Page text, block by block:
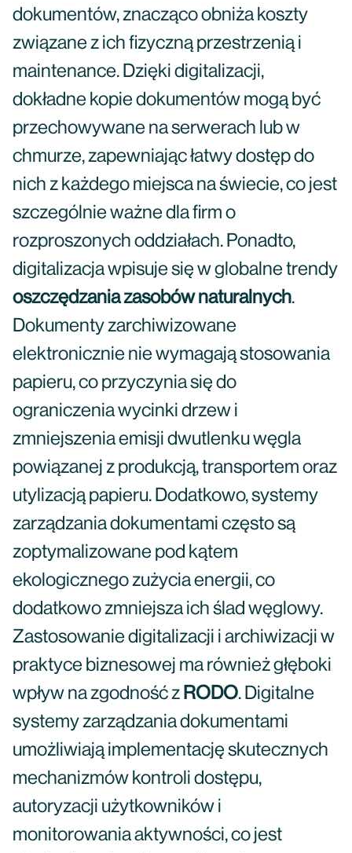
dokumentów, znacząco obniża koszty
związane z ich fizyczną przestrzenią i
maintenance. Dzięki digitalizacji,
dokładne kopie dokumentów mogą być
przechowywane na serwerach lub w
chmurze, zapewniając łatwy dostęp do
nich z każdego miejsca na świecie, co jest
szczególnie ważne dla firm o
rozproszonych oddziałach. Ponadto,
digitalizacja wpisuje się w globalne trendy
oszczędzania zasobów naturalnych.
Dokumenty zarchiwizowane
elektronicznie nie wymagają stosowania
papieru, co przyczynia się do
ograniczenia wycinki drzew i
zmniejszenia emisji dwutlenku węgla
powiązanej z produkcją, transportem oraz
utylizacją papieru. Dodatkowo, systemy
zarządzania dokumentami często są
zoptymalizowane pod kątem
ekologicznego zużycia energii, co
dodatkowo zmniejsza ich ślad węglowy.
Zastosowanie digitalizacji i archiwizacji w
praktyce biznesowej ma również głęboki
wpływ na zgodność z RODO. Digitalne
systemy zarządzania dokumentami
umożliwiają implementację skutecznych
mechanizmów kontroli dostępu,
autoryzacji użytkowników i
monitorowania aktywności, co jest